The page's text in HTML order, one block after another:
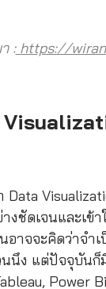
:https://
Data
งชัดเจนและเข้
อาจจะคิดว่าจำ
นึง แต่ปัจจุบันก็
Power